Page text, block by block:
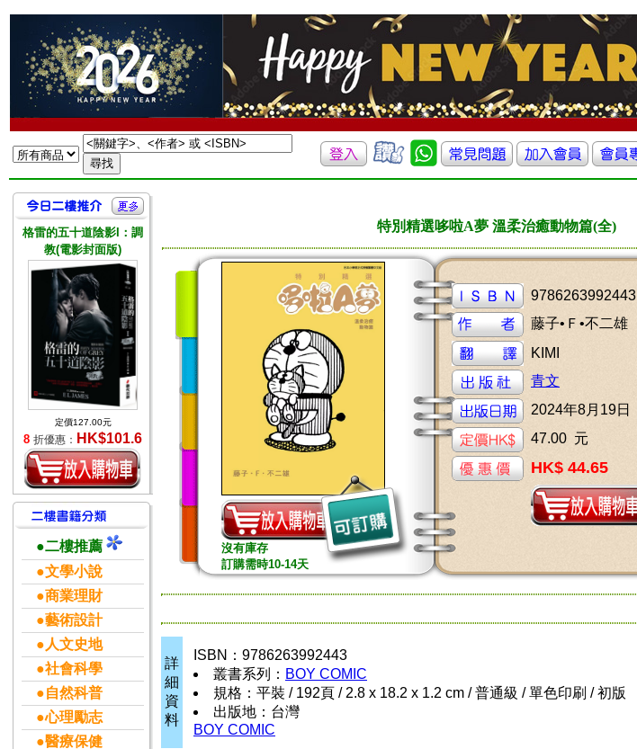
格雷的五十道陰影I：調
教(電影封面版)
定價127.00元
8 折優惠： HK$101.6
●二樓推薦
●文學小說
●商業理財
●藝術設計
●人文史地
●社會科學
●自然科普
●心理勵志
●醫療保健
特別精選哆啦A夢 溫柔治癒動物篇(全)
沒有庫存
訂購需時10-14天
9786263992443
藤子•Ｆ•不二雄
KIMI
青文
2024年8月19日
47.00 元
HK$ 44.65
詳
細
資
料
ISBN：9786263992443
叢書系列： BOY COMIC
規格：平裝 / 192頁 / 2.8 x 18.2 x 1.2 cm / 普通級 / 單色印刷 / 初版
出版地：台灣
BOY COMIC